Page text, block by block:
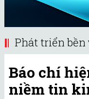
Phát triển bền
Báo chí
niềm tin